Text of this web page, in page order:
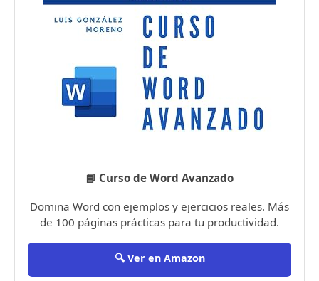
📘 Curso de Word Avanzado
Domina Word con ejemplos y ejercicios reales. Más
de 100 páginas prácticas para tu productividad.
🔍 Ver en Amazon